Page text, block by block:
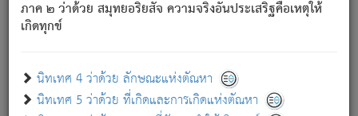
ภาค ๒ ว่าด้วย สมุทยอริยสัจ ความจริงอันประเสริฐคือเหตุให้
เกิดทุกข์
นิทเทศ 4 ว่าด้วย ลักษณะแห่งตัณหา
นิทเทศ 5 ว่าด้วย ที่เกิดและการเกิดแห่งตัณหา
ประการทั้งปวง; ภพทั้งหลายทั้งหมดนั้น ไม่เที่ยง เป็นทุกข์ มี
ความแปรปรวนเป็นธรรมดา.
อย่างนี้อยู่; เขาย่อมละภวตัณหาได้ และไม่เพลิดเพลินวิภวตัณหา
ด้วย.